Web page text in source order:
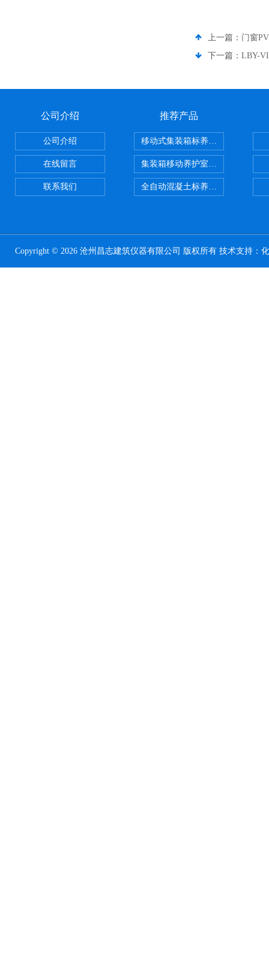
上一篇： 门窗
下一篇： LBY-
公司介绍
公司介绍
在线留言
联系我们
推荐产品
移动式集装箱标养室 养护室设备
集装箱移动养护室 标养室
全自动混凝土标养室恒温恒湿设备
Copyright © 2026 沧州昌志建筑仪器有限公司 版权所有 技术支持：